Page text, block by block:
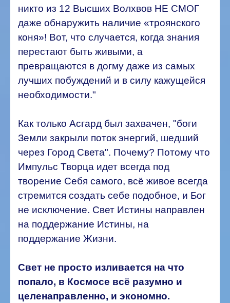
никто из 12 Высших Волхвов НЕ СМОГ
даже обнаружить наличие «троянского
коня»! Вот, что случается, когда знания
перестают быть живыми, а
превращаются в догму даже из самых
лучших побуждений и в силу кажущейся
необходимости."
Как только Асгард был захвачен, "боги
Земли закрыли поток энергий, шедший
через Город Света". Почему? Потому что
Импульс Творца идет всегда под
творение Себя самого, всё живое всегда
стремится создать себе подобное, и Бог
не исключение. Свет Истины направлен
на поддержание Истины, на
поддержание Жизни.
Свет не просто изливается на что
попало, в Космосе всё разумно и
целенаправленно, и экономно.